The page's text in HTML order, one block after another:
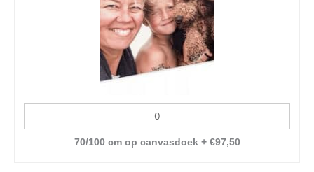
70/100 cm op canvasdoek+ €97,50